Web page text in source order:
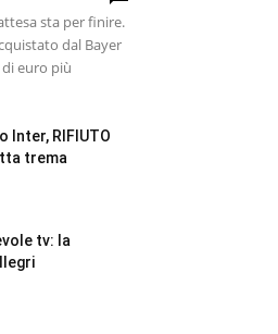
sta per finire.
dal Bayer
euro più
Inter, RIFIUTO
trema
tv: la